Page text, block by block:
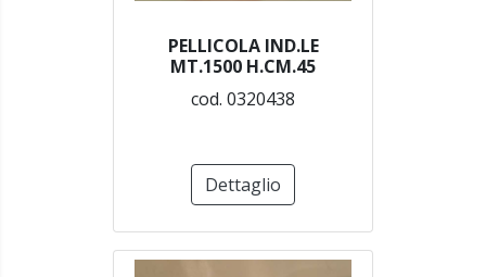
PELLICOLA IND.LE
MT.1500 H.CM.45
cod. 0320438
Dettaglio